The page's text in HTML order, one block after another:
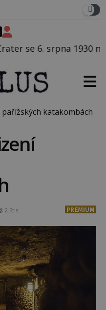
ve své
katakombách
2.5tis PREMIUM